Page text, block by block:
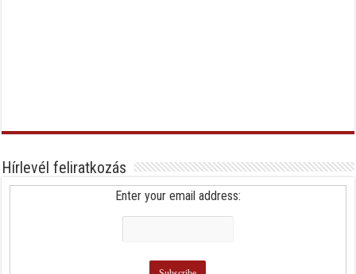
Hírlevél feliratkozás
Enter your email address: